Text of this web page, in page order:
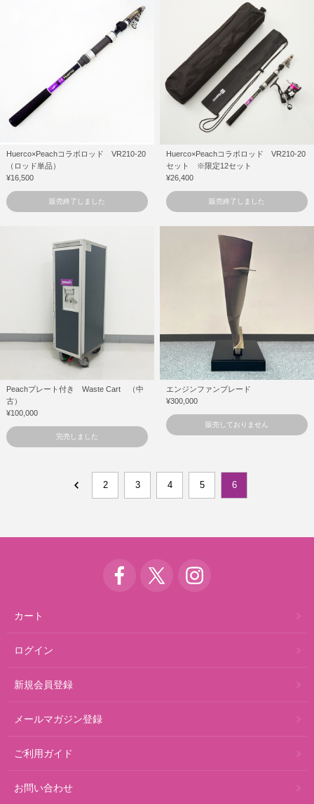
Huerco×Peachコラボロッド VR210-20
（ロッド単品）
¥16,500
販売終了しました
Huerco×Peachコラボロッド VR210-20
セット ※限定12セット
¥26,400
販売終了しました
Peachプレート付き Waste Cart （中
古）
¥100,000
完売しました
エンジンファンブレード
¥300,000
販売しておりません
2 3 4 5 6
カート
ログイン
新規会員登録
メールマガジン登録
ご利用ガイド
お問い合わせ